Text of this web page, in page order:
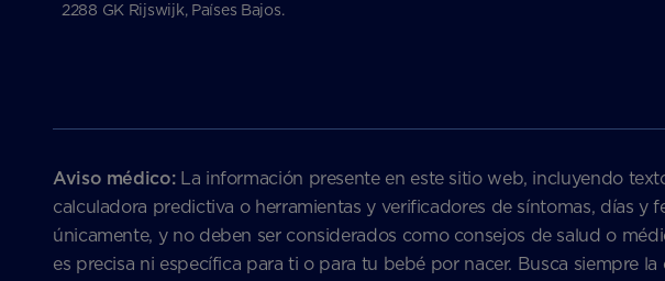
2288 GK Rijswijk, Países Bajos.
Aviso médico:La información presente en este sitio web, incluyendo
calculadora predictiva o herramientas y verificadores de síntomas, días
únicamente, y no deben ser considerados como consejos de salud o
es precisa ni específica para ti o para tu bebé por nacer. Busca siempre